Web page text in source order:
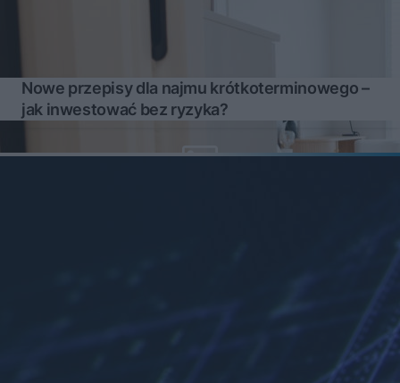
Nowe przepisy dla najmu krótkoterminowego –
jak inwestować bez ryzyka?